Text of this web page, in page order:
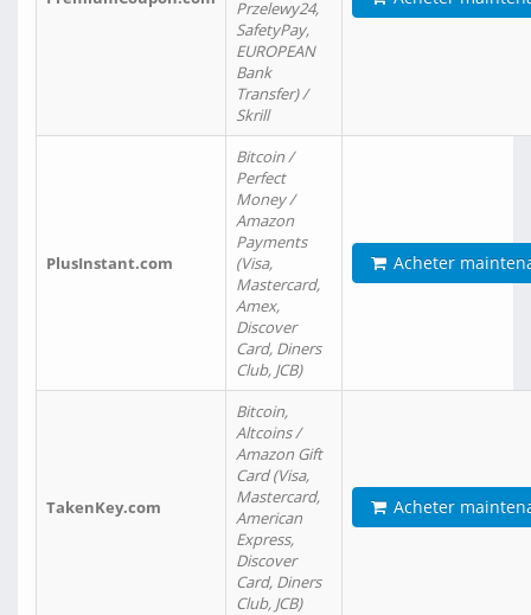
Przelewy24,
SafetyPay,
EUROPEAN
Bank
Transfer) /
Skrill
PlusInstant.com
Bitcoin /
Perfect
Money /
Amazon
Payments
(Visa,
Mastercard,
Amex,
Discover
Card, Diners
Club, JCB)
Acheter
TakenKey.com
Bitcoin,
Altcoins /
Amazon Gift
Card (Visa,
Mastercard,
American
Express,
Discover
Card, Diners
Club, JCB)
Acheter